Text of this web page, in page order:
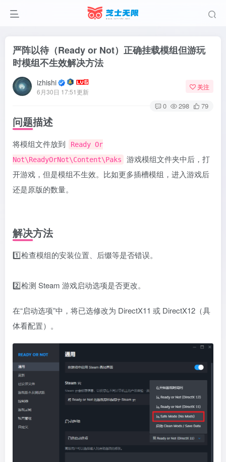
严阵以待（Ready or Not）正确挂载模组但游玩
时模组不生效解决方法
izhishi
6月30日 17:51更新
关注
0 298 79
问题描述
将模组文件放到
Ready Or
Not\ReadyOrNot\Content\Paks
游戏模组文件夹中后，打
开游戏，但是模组不生效。比如更多插槽模组，进入游戏后
还是原版的数量。
解决方法
1️⃣检查模组的安装位置、后缀等是否错误。
2️⃣检测 Steam 游戏启动选项是否更改。
在“启动选项”中，将已选修改为 DirectX11 或 DirectX12（具
体看配置）。